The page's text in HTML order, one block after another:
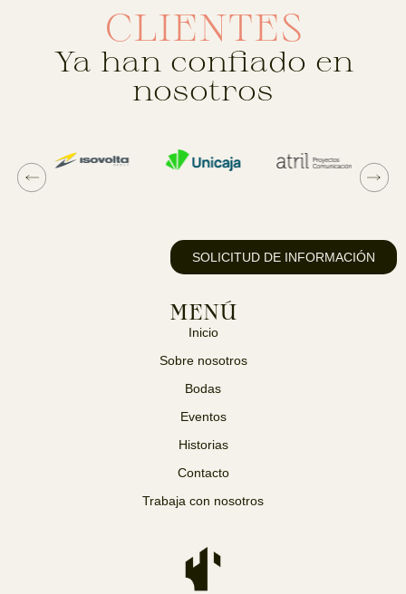
CLIENTES
Ya han confiado en
nosotros
SOLICITUD DE INFORMACIÓN
MENÚ
Inicio
Sobre nosotros
Bodas
Eventos
Historias
Contacto
Trabaja con nosotros